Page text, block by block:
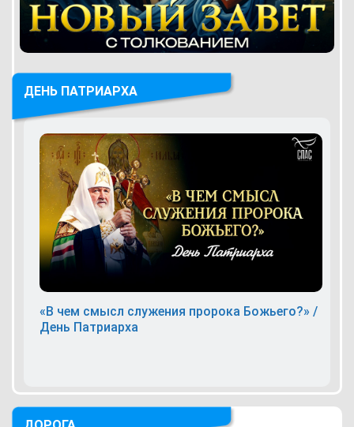
ДЕНЬ ПАТРИАРХА
«В чем смысл служения пророка Божьего?» /
День Патриарха